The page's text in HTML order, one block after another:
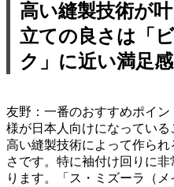
高い縫製技術が
立ての良さは「
ク」に近い満足感
友野： 一番のおすすめポイン
様が日本人向けになっている
高い縫製技術によって作られ
さです。特に袖付け回りに非
ります。「ス・ミズーラ（